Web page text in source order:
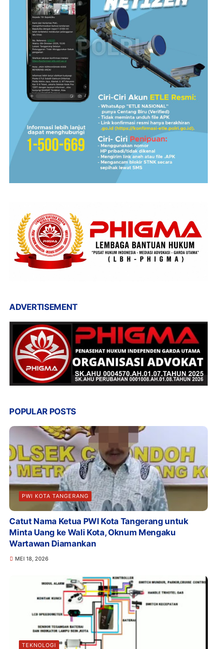
ADVERTISEMENT
POPULAR POSTS
PWI KOTA TANGERANG
Catut Nama Ketua PWI Kota Tangerang untuk
Minta Uang ke Wali Kota, Oknum Mengaku
Wartawan Diamankan
MEI 18, 2026
TEKNOLOGI